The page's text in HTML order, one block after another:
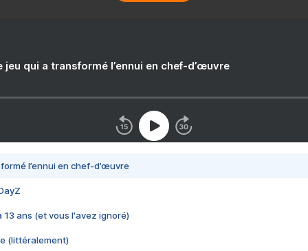
jeu qui a transformé l’ennui en chef-d’œuvre
l’ennui en chef-d’œuvre
13 ans (et vous l'avez ignoré)
(littéralement)